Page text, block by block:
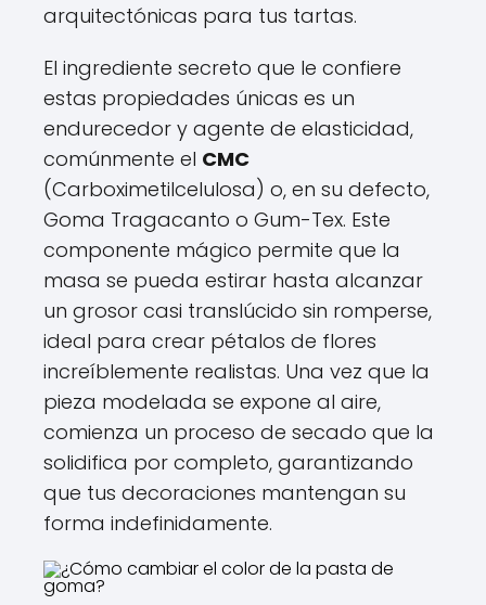
arquitectónicas para tus tartas.
El ingrediente secreto que le confiere
estas propiedades únicas es un
endurecedor y agente de elasticidad,
comúnmente el CMC
(Carboximetilcelulosa) o, en su defecto,
Goma Tragacanto o Gum-Tex. Este
componente mágico permite que la
masa se pueda estirar hasta alcanzar
un grosor casi translúcido sin romperse,
ideal para crear pétalos de flores
increíblemente realistas. Una vez que la
pieza modelada se expone al aire,
comienza un proceso de secado que la
solidifica por completo, garantizando
que tus decoraciones mantengan su
forma indefinidamente.